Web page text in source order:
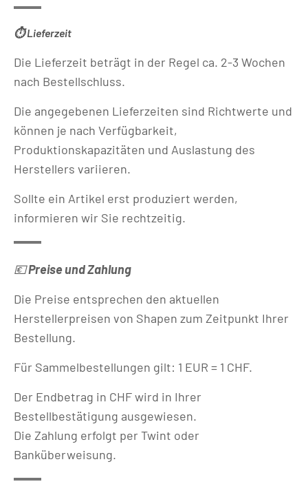
⏱️ Lieferzeit
Die Lieferzeit beträgt in der Regel ca. 2-3 Wochen
nach Bestellschluss.
Die angegebenen Lieferzeiten sind Richtwerte und
können je nach Verfügbarkeit,
Produktionskapazitäten und Auslastung des
Herstellers variieren.
Sollte ein Artikel erst produziert werden,
informieren wir Sie rechtzeitig.
💶Preise und Zahlung
Die Preise entsprechen den aktuellen
Herstellerpreisen von Shapen zum Zeitpunkt Ihrer
Bestellung.
Für Sammelbestellungen gilt: 1 EUR = 1 CHF.
Der Endbetrag in CHF wird in Ihrer
Bestellbestätigung ausgewiesen.
Die Zahlung erfolgt per Twint oder
Banküberweisung.